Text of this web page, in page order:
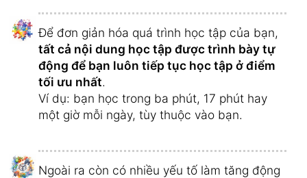
Để đơn giản hóa quá trình học tập của bạn,
tất cả nội dung học tập được trình bày tự
động để bạn luôn tiếp tục học tập ở điểm
tối ưu nhất.
Ví dụ: bạn học trong ba phút, 17 phút hay
một giờ mỗi ngày, tùy thuộc vào bạn.
Ngoài ra còn có nhiều yếu tố làm tăng động